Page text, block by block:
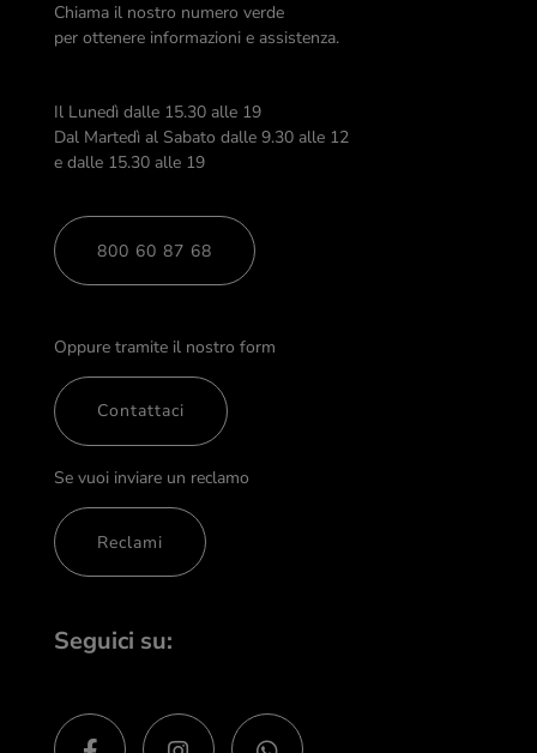
Chiama il nostro numero verde
per ottenere informazioni e assistenza.
Il Lunedì dalle 15.30 alle 19
Dal Martedì al Sabato dalle 9.30 alle 12
e dalle 15.30 alle 19
800 60 87 68
Oppure tramite il nostro form
Contattaci
Se vuoi inviare un reclamo
Reclami
Seguici su: